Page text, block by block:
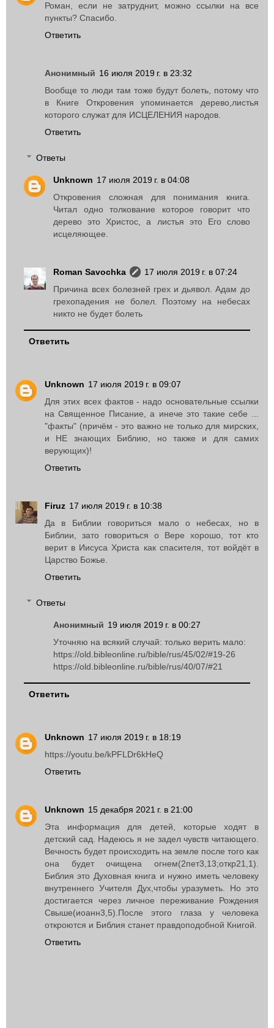
Роман, если не затруднит, можно ссылки на все
пункты? Спасибо.
Ответить
Анонимный 16 июля 2019 г. в 23:32
Вообще то люди там тоже будут болеть, потому что
в Книге Откровения упоминается дерево,листья
которого служат для ИСЦЕЛЕНИЯ народов.
Ответить
Ответы
Unknown 17 июля 2019 г. в 04:08
Откровения сложная для понимания книга.
Читал одно толкование которое говорит что
дерево это Христос, а листья это Его слово
исцеляющее.
Roman Savochka
17 июля 2019 г. в 07:24
Причина всех болезней грех и дьявол. Адам до
грехопадения не болел. Поэтому на небесах
никто не будет болеть
Ответить
Unknown 17 июля 2019 г. в 09:07
Для этих всех фактов - надо основательные ссылки
на Священное Писание, а инече это такие себе ...
"факты" (причём - это важно не только для мирских,
и НЕ знающих Библию, но также и для самих
верующих)!
Ответить
Firuz 17 июля 2019 г. в 10:38
Да в Библии говориться мало о небесах, но в
Библии, зато говориться о Вере хорошо, тот кто
верит в Иисуса Христа как спасителя, тот войдёт в
Царство Божье.
Ответить
Ответы
Анонимный 19 июля 2019 г. в 00:27
Уточняю на всякий случай: только верить мало:
https://old.bibleonline.ru/bible/rus/45/02/#19-26
https://old.bibleonline.ru/bible/rus/40/07/#21
Ответить
Unknown 17 июля 2019 г. в 18:19
https://youtu.be/kPFLDr6kHeQ
Ответить
Unknown 15 декабря 2021 г. в 21:00
Эта информация для детей, которые ходят в
детский сад. Надеюсь я не задел чувств читающего.
Вечность будет происходить на земле после того как
она будет очищена огнем(2пет3,13;откр21,1).
Библия это Духовная книга и нужно иметь человеку
внутреннего Учителя Дух,чтобы уразуметь. Но это
достигается через личное переживание Рождения
Свыше(иоанн3,5).После этого глаза у человека
откроются и Библия станет правдоподобной Книгой.
Ответить